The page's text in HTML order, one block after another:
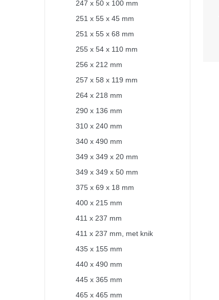
247 x 50 x 100 mm
251 x 55 x 45 mm
251 x 55 x 68 mm
255 x 54 x 110 mm
256 x 212 mm
257 x 58 x 119 mm
264 x 218 mm
290 x 136 mm
310 x 240 mm
340 x 490 mm
349 x 349 x 20 mm
349 x 349 x 50 mm
375 x 69 x 18 mm
400 x 215 mm
411 x 237 mm
411 x 237 mm, met knik
435 x 155 mm
440 x 490 mm
445 x 365 mm
465 x 465 mm